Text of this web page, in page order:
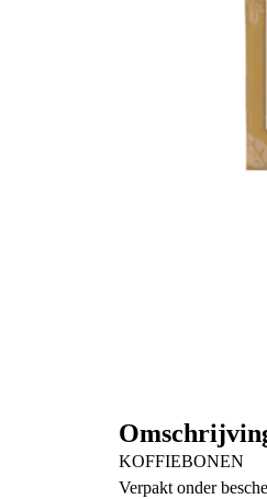
KOFFIEBONEN
Verpakt onder